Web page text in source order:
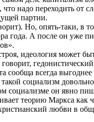
надо переходить от
партии.
Но, опять-таки, в
года. А после он уже
идеология может
сообща всегда
социализм
социализме он явно
теорию Маркса как
любви в